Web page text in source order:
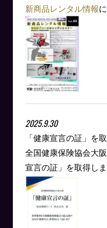
新商品レンタル情報
2025.9.30
「健康宣言の証」を
全国健康保険協会大
宣言の証」を取得しま